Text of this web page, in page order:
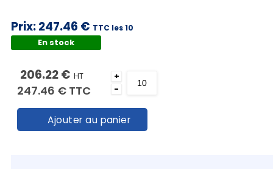
Prix:247.46 € TTC les 10
En stock
206.22 € HT
247.46 € TTC
+
-
Ajouter au panier